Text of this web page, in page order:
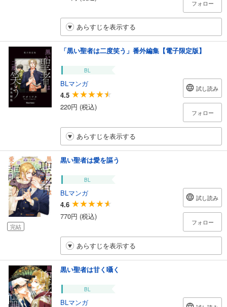
フォロー
あらすじを表示する
「黒い聖者は二度笑う」番外編集【電子限定版】
BL
BLマンガ
4.5
220円 (税込)
試し読み
フォロー
あらすじを表示する
完結
黒い聖者は愛を謳う
BL
BLマンガ
4.6
770円 (税込)
試し読み
フォロー
あらすじを表示する
黒い聖者は甘く囁く
BL
BLマンガ